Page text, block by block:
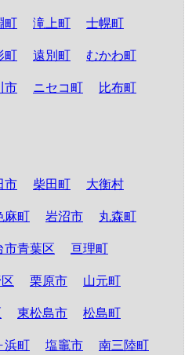
町 滝上町 士幌町
町 遠別町 むかわ町
市 ニセコ町 比布町
市 柴田町 大衡村
麻町 岩沼市 丸森町
市青葉区 亘理町
栗原市 山元町
東松島市 松島町
浜町 塩竈市 南三陸町